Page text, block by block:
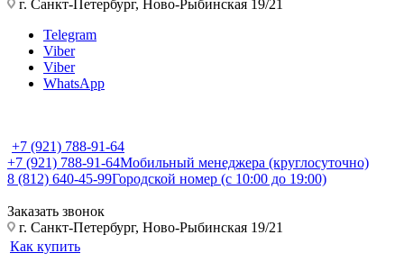
г. Санкт-Петербург, Ново-Рыбинская 19/21
Telegram
Viber
Viber
WhatsApp
+7 (921) 788-91-64
+7 (921) 788-91-64Мобильный менеджера (круглосуточно)
8 (812) 640-45-99Городской номер (с 10:00 до 19:00)
Заказать звонок
г. Санкт-Петербург, Ново-Рыбинская 19/21
Как купить